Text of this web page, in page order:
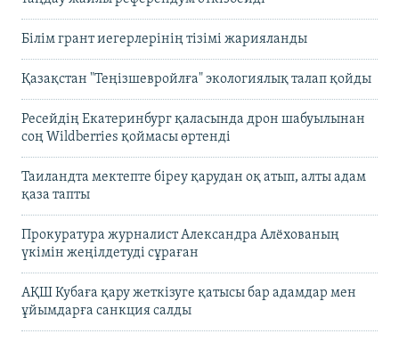
Білім грант иегерлерінің тізімі жарияланды
Қазақстан "Теңізшевройлға" экологиялық талап қойды
Ресейдің Екатеринбург қаласында дрон шабуылынан
соң Wildberries қоймасы өртенді
Таиландта мектепте біреу қарудан оқ атып, алты адам
қаза тапты
Прокуратура журналист Александра Алёхованың
үкімін жеңілдетуді сұраған
АҚШ Кубаға қару жеткізуге қатысы бар адамдар мен
ұйымдарға санкция салды